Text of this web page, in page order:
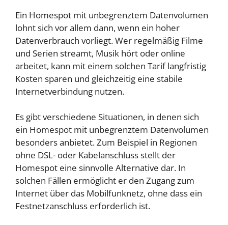
Ein Homespot mit unbegrenztem Datenvolumen
lohnt sich vor allem dann, wenn ein hoher
Datenverbrauch vorliegt. Wer regelmäßig Filme
und Serien streamt, Musik hört oder online
arbeitet, kann mit einem solchen Tarif langfristig
Kosten sparen und gleichzeitig eine stabile
Internetverbindung nutzen.
Es gibt verschiedene Situationen, in denen sich
ein Homespot mit unbegrenztem Datenvolumen
besonders anbietet. Zum Beispiel in Regionen
ohne DSL- oder Kabelanschluss stellt der
Homespot eine sinnvolle Alternative dar. In
solchen Fällen ermöglicht er den Zugang zum
Internet über das Mobilfunknetz, ohne dass ein
Festnetzanschluss erforderlich ist.